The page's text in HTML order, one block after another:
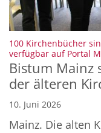
100 Kirchenbücher
verfügbar auf Portal
Bistum Mainz
der älteren
10. Juni 2026
Mainz. Die alten